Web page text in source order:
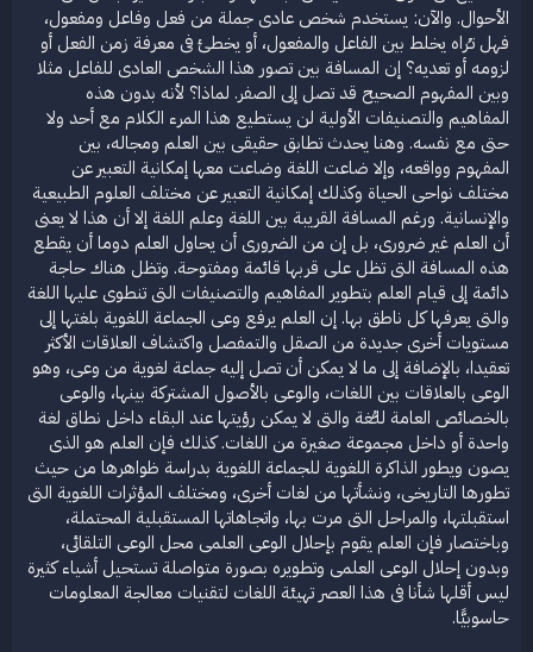
الأحوال. والآن: يستخدم شخص عادى جملة من فعل وفاعل ومفعول،
فهل تـُراه يخلط بين الفاعل والمفعول، أو يخطئ فى معرفة زمن الفعل أو
لزومه أو تعديه؟ إن المسافة بين تصور هذا الشخص العادى للفاعل مثلا
وبين المفهوم الصحيح قد تصل إلى الصفر. لماذا؟ لأنه بدون هذه
المفاهيم والتصنيفات الأولية لن يستطيع هذا المرء الكلام مع أحد ولا
حتى مع نفسه. وهنا يحدث تطابق حقيقى بين العلم ومجاله، بين
المفهوم وواقعه، وإلا ضاعت اللغة وضاعت معها إمكانية التعبير عن
مختلف نواحى الحياة وكذلك إمكانية التعبير عن مختلف العلوم الطبيعية
والإنسانية. ورغم المسافة القريبة بين اللغة وعلم اللغة إلا أن هذا لا يعنى
أن العلم غير ضرورى، بل إن من الضرورى أن يحاول العلم دوما أن يقطع
هذه المسافة التى تظل على قربها قائمة ومفتوحة. وتظل هناك حاجة
دائمة إلى قيام العلم بتطوير المفاهيم والتصنيفات التى تنطوى عليها اللغة
والتى يعرفها كل ناطق بها. إن العلم يرفع وعى الجماعة اللغوية بلغتها إلى
مستويات أخرى جديدة من الصقل والتمفصل واكتشاف العلاقات الأكثر
تعقيدا، بالإضافة إلى ما لا يمكن أن تصل إليه جماعة لغوية من وعى، وهو
الوعى بالعلاقات بين اللغات، والوعى بالأصول المشتركة بينها، والوعى
بالخصائص العامة للـُّغة والتى لا يمكن رؤيتها عند البقاء داخل نطاق لغة
واحدة أو داخل مجموعة صغيرة من اللغات. كذلك فإن العلم هو الذى
يصون ويطور الذاكرة اللغوية للجماعة اللغوية بدراسة ظواهرها من حيث
تطورها التاريخى، ونشأتها من لغات أخرى، ومختلف المؤثرات اللغوية التى
استقبلتها، والمراحل التى مرت بها، واتجاهاتها المستقبلية المحتملة،
وباختصار فإن العلم يقوم بإحلال الوعى العلمى محل الوعى التلقائى،
وبدون إحلال الوعى العلمى وتطويره بصورة متواصلة تستحيل أشياء كثيرة
ليس أقلها شأنا فى هذا العصر تهيئة اللغات لتقنيات معالجة المعلومات
حاسوبيًّا.